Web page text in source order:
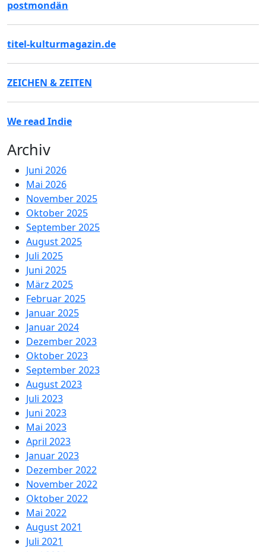
postmondän
titel-kulturmagazin.de
ZEICHEN & ZEITEN
We read Indie
Archiv
Juni 2026
Mai 2026
November 2025
Oktober 2025
September 2025
August 2025
Juli 2025
Juni 2025
März 2025
Februar 2025
Januar 2025
Januar 2024
Dezember 2023
Oktober 2023
September 2023
August 2023
Juli 2023
Juni 2023
Mai 2023
April 2023
Januar 2023
Dezember 2022
November 2022
Oktober 2022
Mai 2022
August 2021
Juli 2021